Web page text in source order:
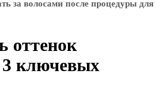
за волосами после процедуры для
оттенок
3 ключевых